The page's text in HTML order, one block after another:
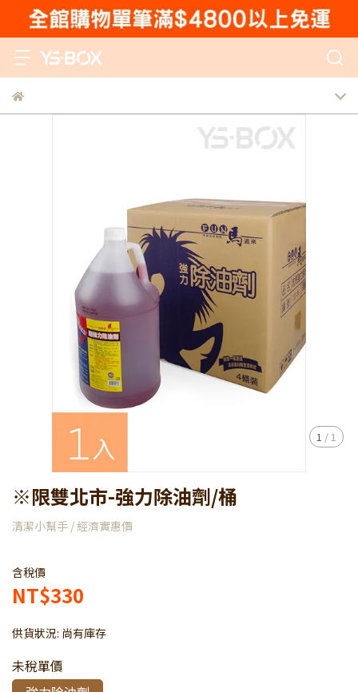
1 / 1
※限雙北市-強力除油劑/桶
清潔小幫手 / 經濟實惠價
含稅價
NT$330
供貨狀況: 尚有庫存
未稅單價